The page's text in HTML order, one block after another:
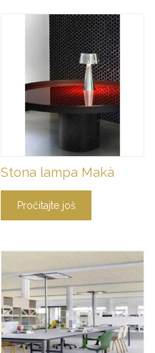
Stona lampa Makà
Pročitajte još